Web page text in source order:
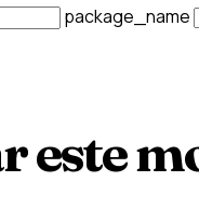
package_name
este